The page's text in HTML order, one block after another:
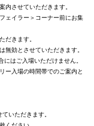
内させていただきます。
ェイラー＞コーナー前にお集
だきます。
無効とさせていただきます。
にはご入場いただけません。
ー入場の時間帯でのご案内と
いただきます。